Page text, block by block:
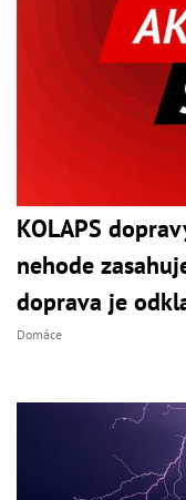
KOLAPS
nehode
doprava je
Domáce